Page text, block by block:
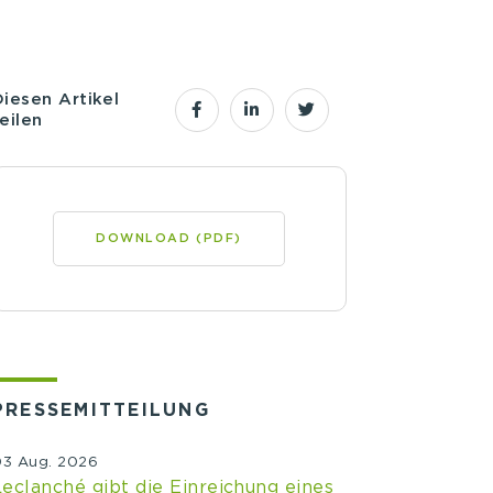
Artikel
DOWNLOAD (PDF)
Aug. 2026
gibt die Einreichung eines